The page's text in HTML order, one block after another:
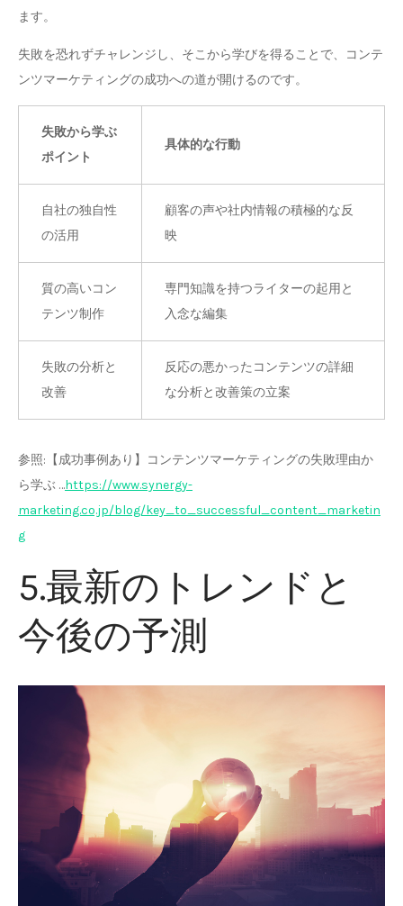
ます。
失敗を恐れずチャレンジし、そこから学びを得ることで、コンテ
ンツマーケティングの成功への道が開けるのです。
失敗から学ぶ
ポイント
具体的な行動
自社の独自性
の活用
顧客の声や社内情報の積極的な反
映
質の高いコン
テンツ制作
専門知識を持つライターの起用と
入念な編集
失敗の分析と
改善
反応の悪かったコンテンツの詳細
な分析と改善策の立案
参照:【成功事例あり】コンテンツマーケティングの失敗理由か
ら学ぶ …https://www.synergy-
marketing.co.jp/blog/key_to_successful_content_marketin
g
5.最新のトレンドと
今後の予測